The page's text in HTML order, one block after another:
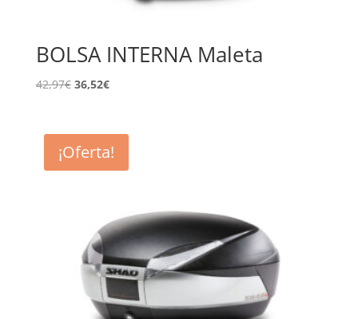
BOLSA INTERNA Maleta
42,97€ El
era:
42,97€.
36,52€El
es:
36,52€.
¡Oferta!